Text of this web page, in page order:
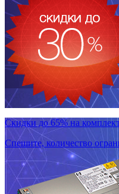
Скидки до 65% на
Спешите, количество